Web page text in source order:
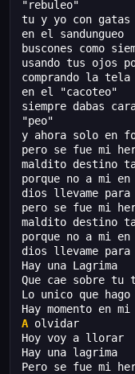
"rebuleo"
tu y yo con gatas
en el sandungueo
buscones como
usando tus ojos
comprando la
en el "cacoteo"
siempre dabas
"peo"
y ahora solo en
pero se fue mi
maldito destino
porque no a mi en
dios llevame
pero se fue mi
maldito destino
porque no a mi en
dios llevame
Hay una Lagrima
Que cae sobre tu
Lo unico que
Hay momento en
A olvidar
Hoy voy a llorar
Hay una lagrima
Pero se fue mi